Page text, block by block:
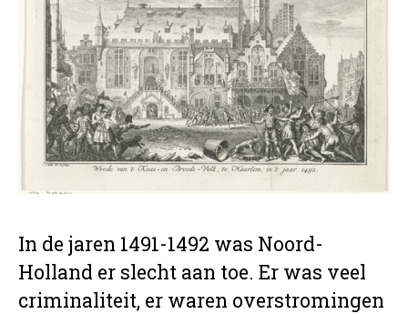
In de jaren 1491-1492 was Noord-
Holland er slecht aan toe. Er was veel
criminaliteit, er waren overstromingen